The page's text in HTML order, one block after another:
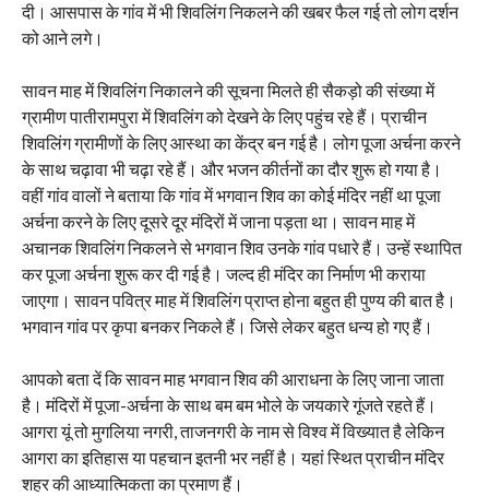
दी। आसपास के गांव में भी शिवलिंग निकलने की खबर फैल गई तो लोग दर्शन
को आने लगे।
सावन माह में शिवलिंग निकालने की सूचना मिलते ही सैकड़ो की संख्या में
ग्रामीण पातीरामपुरा में शिवलिंग को देखने के लिए पहुंच रहे हैं। प्राचीन
शिवलिंग ग्रामीणों के लिए आस्था का केंद्र बन गई है। लोग पूजा अर्चना करने
के साथ चढ़ावा भी चढ़ा रहे हैं। और भजन कीर्तनों का दौर शुरू हो गया है।
वहीं गांव वालों ने बताया कि गांव में भगवान शिव का कोई मंदिर नहीं था पूजा
अर्चना करने के लिए दूसरे दूर मंदिरों में जाना पड़ता था। सावन माह में
अचानक शिवलिंग निकलने से भगवान शिव उनके गांव पधारे हैं। उन्हें स्थापित
कर पूजा अर्चना शुरू कर दी गई है। जल्द ही मंदिर का निर्माण भी कराया
जाएगा। सावन पवित्र माह में शिवलिंग प्राप्त होना बहुत ही पुण्य की बात है।
भगवान गांव पर कृपा बनकर निकले हैं। जिसे लेकर बहुत धन्य हो गए हैं।
आपको बता दें कि सावन माह भगवान शिव की आराधना के लिए जाना जाता
है। मंदिरों में पूजा-अर्चना के साथ बम बम भोले के जयकारे गूंजते रहते हैं।
आगरा यूं तो मुगलिया नगरी, ताजनगरी के नाम से विश्व में विख्यात है लेकिन
आगरा का इतिहास या पहचान इतनी भर नहीं है। यहां स्थित प्राचीन मंदिर
शहर की आध्यात्मिकता का प्रमाण हैं।